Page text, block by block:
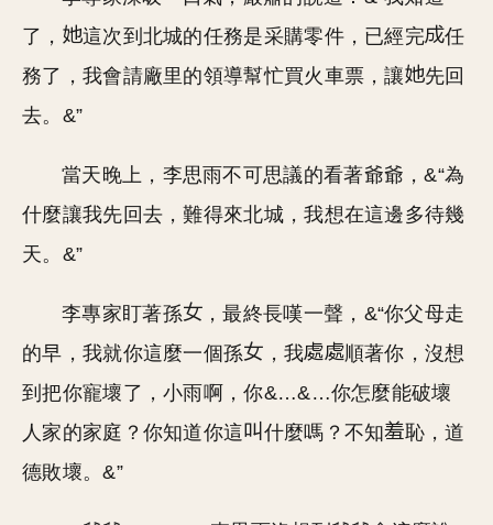
了，
這次到北城的任務是采購零件，已經完
任
務了，我會請廠里的領導幫忙買火車票，讓
先回
去。&”
當天晚上，李思雨不可思議的看著爺爺，&“為
什麼讓我先回去，難得來北城，我想在這邊多待幾
天。&”
李專家盯著孫
，最終長嘆一聲，&“你父母走
的早，我就你這麼一個孫
，我
順著你，沒想
到把你寵壞了，小雨啊，你&…&…你怎麼能破壞
人家的家庭？你知道你這
什麼嗎？不知
恥，道
德敗壞。&”